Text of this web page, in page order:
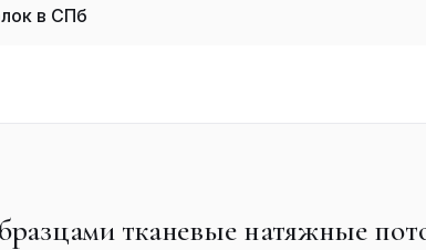
в СПб
тканевые натяжные